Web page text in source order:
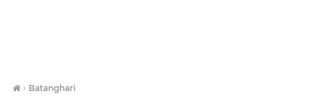
› Batanghari